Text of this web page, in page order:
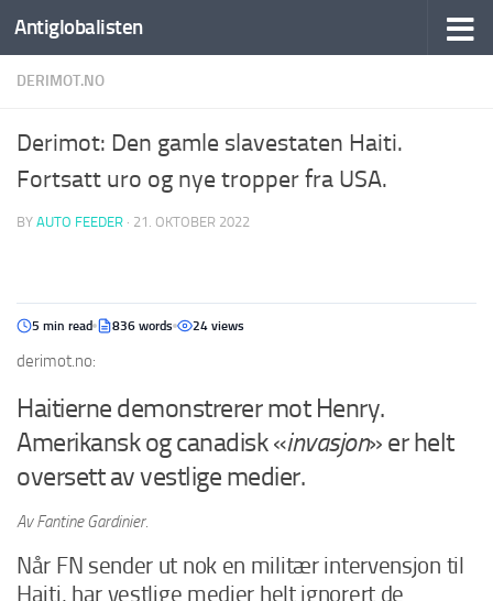
Antiglobalisten
DERIMOT.NO
Derimot: Den gamle slavestaten Haiti.
Fortsatt uro og nye tropper fra USA.
BY AUTO FEEDER · 21. OKTOBER 2022
5 min read 836 words 24 views
derimot.no:
Haitierne demonstrerer mot Henry.
Amerikansk og canadisk «invasjon» er helt
oversett av vestlige medier.
Av Fantine Gardinier.
Når FN sender ut nok en militær intervensjon til
Haiti, har vestlige medier helt ignorert de